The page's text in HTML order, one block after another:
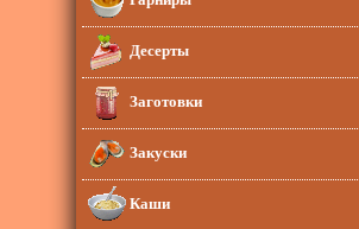
Десерты
Заготовки
Закуски
Каши